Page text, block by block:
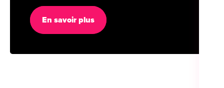
En savoir plus